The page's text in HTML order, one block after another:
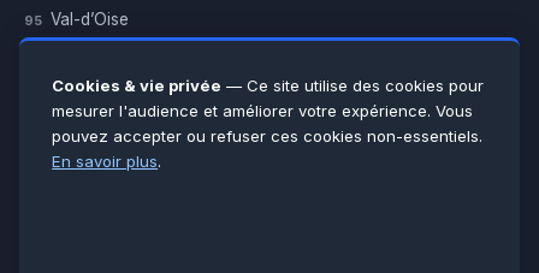
95 Val-d’Oise
Essonne
Seine-et-Marne
Voir toutes les villes →
Cookies & vie privée — Ce site utilise des cookies pour
mesurer l'audience et améliorer votre expérience. Vous
pouvez accepter ou refuser ces cookies non-essentiels.
En savoir plus.